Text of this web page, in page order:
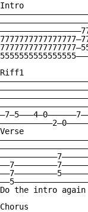
Intro
Riff1
Verse
Do the intro again
Chorus